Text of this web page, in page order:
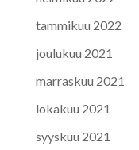
tammikuu 2022
joulukuu 2021
marraskuu 2021
lokakuu 2021
syyskuu 2021